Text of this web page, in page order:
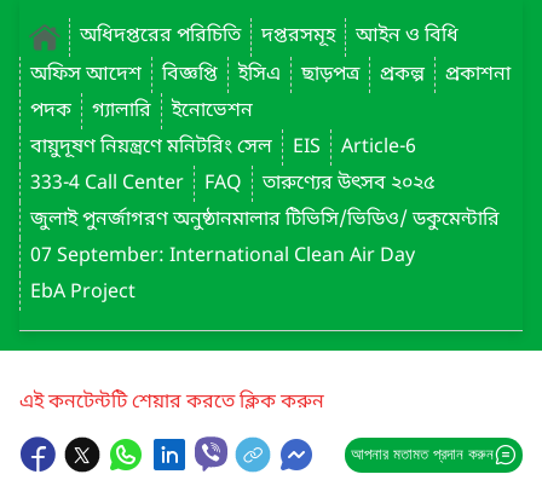
অধিদপ্তরের পরিচিতি
দপ্তরসমূহ
আইন ও বিধি
অফিস আদেশ
বিজ্ঞপ্তি ইসিএ ছাড়পত্র প্রকল্প
প্রকাশনা
পদক
গ্যালারি
ইনোভেশন
বায়ুদূষণ নিয়ন্ত্রণে মনিটরিং সেল
EIS
Article-6
333-4 Call Center
FAQ
তারুণ্যের উৎসব ২০২৫
জুলাই পুনর্জাগরণ অনুষ্ঠানমালার টিভিসি/ভিডিও/ ডকুমেন্টারি
07 September: International Clean Air Day
EbA Project
এই কনটেন্টটি শেয়ার করতে ক্লিক করুন
আপনার মতামত প্রদান করুন